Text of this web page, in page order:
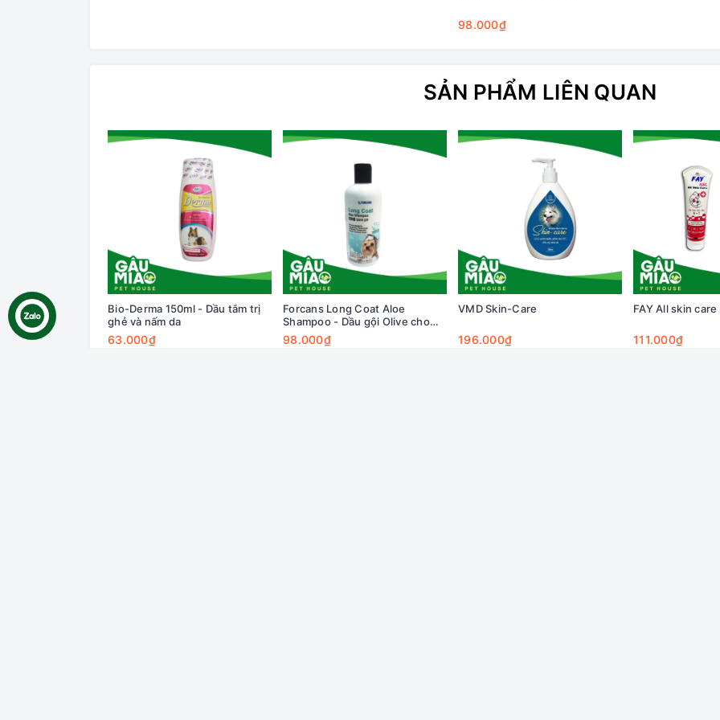
98.000₫
SẢN PHẨM LIÊN QUAN
Bio-Derma 150ml - Dầu tắm trị
ghẻ và nấm da
63.000₫
Forcans Long Coat Aloe
Shampoo - Dầu gội Olive cho
chó lông dài 300ml
98.000₫
VMD Skin-Care
196.000₫
FAY All skin
111.000₫